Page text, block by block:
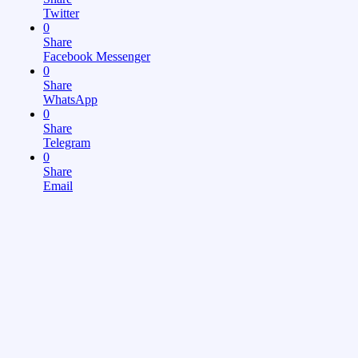
Twitter
0
Share
Facebook Messenger
0
Share
WhatsApp
0
Share
Telegram
0
Share
Email